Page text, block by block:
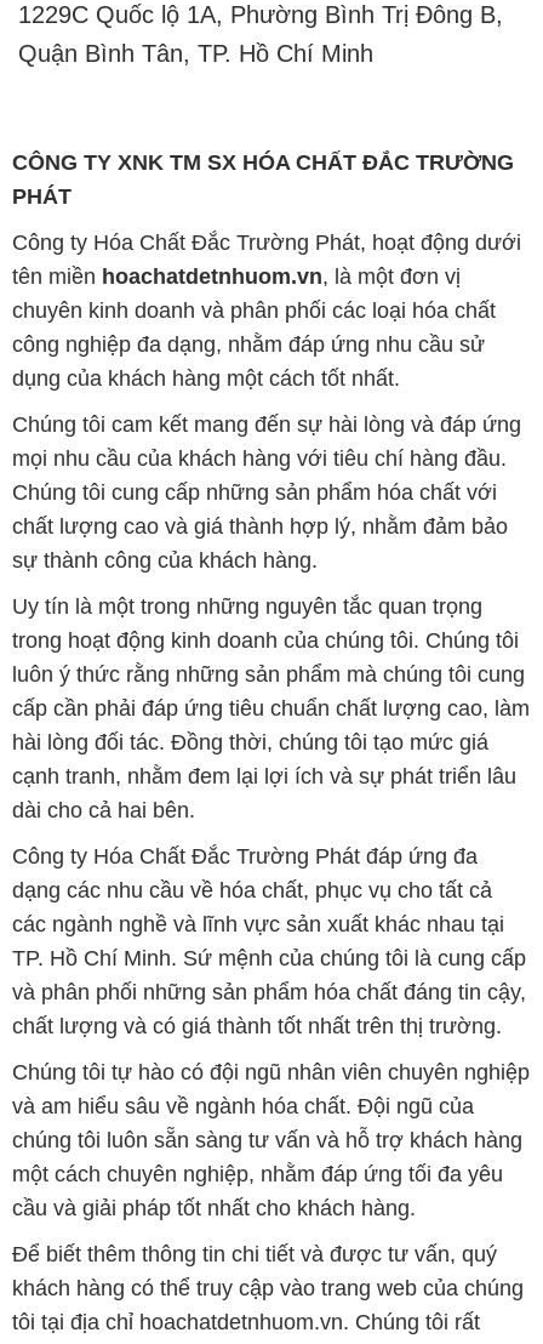
1229C Quốc lộ 1A, Phường Bình Trị Đông B,
Quận Bình Tân, TP. Hồ Chí Minh
CÔNG TY XNK TM SX HÓA CHẤT ĐẮC TRƯỜNG
PHÁT
Công ty Hóa Chất Đắc Trường Phát, hoạt động dưới
tên miền hoachatdetnhuom.vn, là một đơn vị
chuyên kinh doanh và phân phối các loại hóa chất
công nghiệp đa dạng, nhằm đáp ứng nhu cầu sử
dụng của khách hàng một cách tốt nhất.
Chúng tôi cam kết mang đến sự hài lòng và đáp ứng
mọi nhu cầu của khách hàng với tiêu chí hàng đầu.
Chúng tôi cung cấp những sản phẩm hóa chất với
chất lượng cao và giá thành hợp lý, nhằm đảm bảo
sự thành công của khách hàng.
Uy tín là một trong những nguyên tắc quan trọng
trong hoạt động kinh doanh của chúng tôi. Chúng tôi
luôn ý thức rằng những sản phẩm mà chúng tôi cung
cấp cần phải đáp ứng tiêu chuẩn chất lượng cao, làm
hài lòng đối tác. Đồng thời, chúng tôi tạo mức giá
cạnh tranh, nhằm đem lại lợi ích và sự phát triển lâu
dài cho cả hai bên.
Công ty Hóa Chất Đắc Trường Phát đáp ứng đa
dạng các nhu cầu về hóa chất, phục vụ cho tất cả
các ngành nghề và lĩnh vực sản xuất khác nhau tại
TP. Hồ Chí Minh. Sứ mệnh của chúng tôi là cung cấp
và phân phối những sản phẩm hóa chất đáng tin cậy,
chất lượng và có giá thành tốt nhất trên thị trường.
Chúng tôi tự hào có đội ngũ nhân viên chuyên nghiệp
và am hiểu sâu về ngành hóa chất. Đội ngũ của
chúng tôi luôn sẵn sàng tư vấn và hỗ trợ khách hàng
một cách chuyên nghiệp, nhằm đáp ứng tối đa yêu
cầu và giải pháp tốt nhất cho khách hàng.
Để biết thêm thông tin chi tiết và được tư vấn, quý
khách hàng có thể truy cập vào trang web của chúng
tôi tại địa chỉ hoachatdetnhuom.vn. Chúng tôi rất